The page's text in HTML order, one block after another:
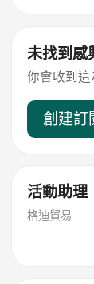
未找到感
你會收到
創建訂
活動助理
格迪貿易